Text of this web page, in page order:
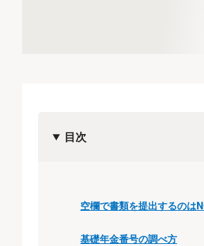
目次
空欄で書類を提出するのは
基礎年金番号の調べ方